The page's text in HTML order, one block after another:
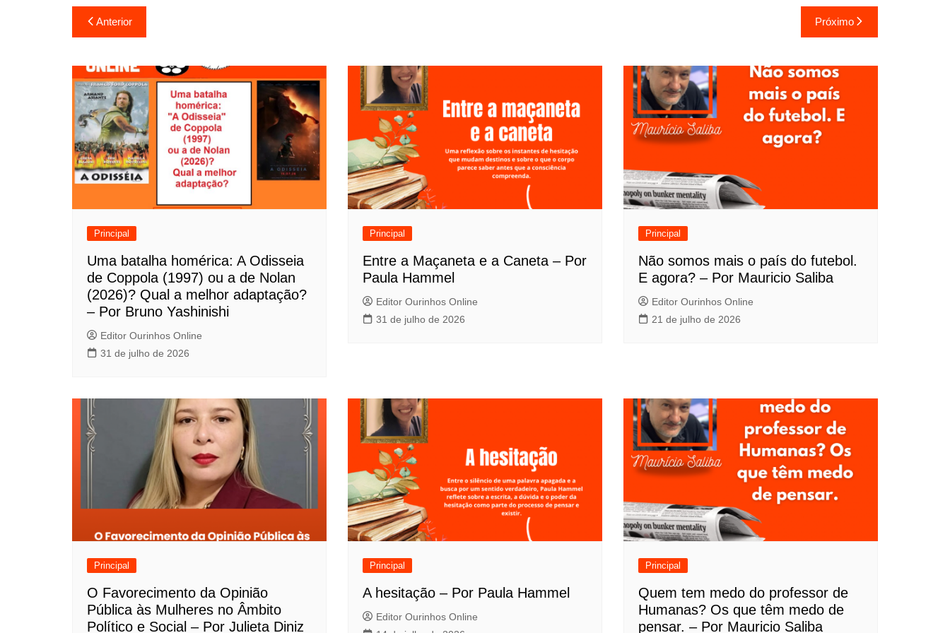
a
v
e
g
a
ç
ã
t
Anterior Próximo
Principal
Uma batalha homérica: A Odisseia
de Coppola (1997) ou a de Nolan
(2026)? Qual a melhor adaptação?
– Por Bruno Yashinishi
Editor Ourinhos Online
31 de julho de 2026
Principal
Entre a Maçaneta e a Caneta – Por
Paula Hammel
Editor Ourinhos Online
31 de julho de 2026
Principal
Não somos mais o país do futebol.
E agora? – Por Mauricio Saliba
Editor Ourinhos Online
21 de julho de 2026
Principal
O Favorecimento da Opinião
Pública às Mulheres no Âmbito
Político e Social – Por Julieta Diniz
Principal
A hesitação – Por Paula Hammel
Editor Ourinhos Online
Principal
Quem tem medo do professor de
Humanas? Os que têm medo de
pensar. – Por Mauricio Saliba